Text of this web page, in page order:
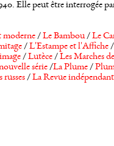
Elle peut être interrogée
/Le Bambou/Le
/L'Estampe et l'Affiche/
/Lutèce/Les Marches
série/La Plume/
russes/La Revue